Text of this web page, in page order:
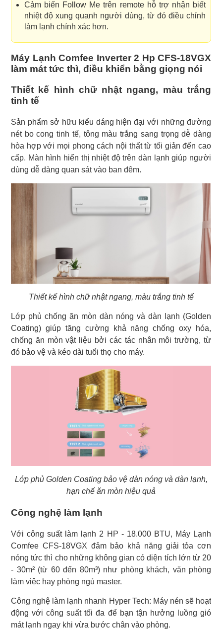
Cảm biến Follow Me trên remote hỗ trợ nhận biết
nhiệt độ xung quanh người dùng, từ đó điều chỉnh
làm lạnh chính xác hơn.
Máy Lạnh Comfee Inverter 2 Hp CFS-18VGX
làm mát tức thì, điều khiển bằng giọng nói
Thiết kế hình chữ nhật ngang, màu trắng
tinh tế
Sản phẩm sở hữu kiểu dáng hiện đại với những đường
nét bo cong tinh tế, tông màu trắng sang trọng dễ dàng
hòa hợp với mọi phong cách nội thất từ tối giản đến cao
cấp. Màn hình hiển thị nhiệt độ trên dàn lạnh giúp người
dùng dễ dàng quan sát vào ban đêm.
Thiết kế hình chữ nhật ngang, màu trắng tinh tế
Lớp phủ chống ăn mòn dàn nóng và dàn lạnh (Golden
Coating) giúp tăng cường khả năng chống oxy hóa,
chống ăn mòn vật liệu bởi các tác nhân môi trường, từ
đó bảo vệ và kéo dài tuổi thọ cho máy.
Lớp phủ Golden Coating bảo vệ dàn nóng và dàn lạnh,
hạn chế ăn mòn hiệu quả
Công nghệ làm lạnh
Với công suất làm lạnh 2 HP - 18.000 BTU, Máy Lạnh
Comfee CFS-18VGX đảm bảo khả năng giải tỏa cơn
nóng tức thì cho những không gian có diện tích lớn từ 20
- 30m² (từ 60 đến 80m³) như phòng khách, văn phòng
làm việc hay phòng ngủ master.
Công nghệ làm lạnh nhanh Hyper Tech: Máy nén sẽ hoạt
động với công suất tối đa để bạn tận hưởng luồng gió
mát lạnh ngay khi vừa bước chân vào phòng.